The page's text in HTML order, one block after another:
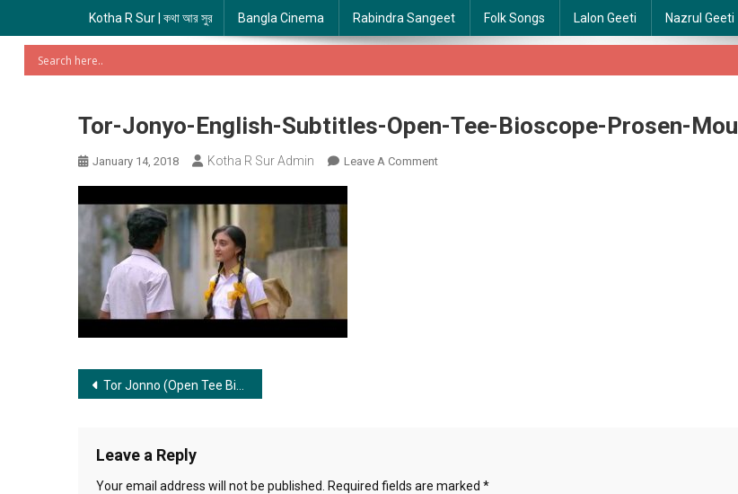
Kotha R Sur | কথা আর সুর Bangla Cinema Rabindra Sangeet Folk Songs Lalon Geeti Nazrul Geeti
Tor-Jonyo-English-Subtitles-Open-Tee-Bioscope-Prosen-Mou
January 14, 2018 Kotha R Sur Admin Leave A CommentOn
Post
Tor Jonno (Open Tee Bioscope) | তোর জন্য (ওপেন টি বায়োস্কোপ​)
Leave a Reply
Your email address will not be published. Required fields are marked *